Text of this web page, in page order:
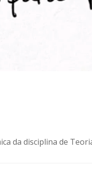
da disciplina de